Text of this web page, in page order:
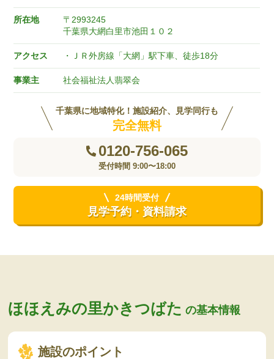
所在地
〒2993245
千葉県大網白里市池田１０２
アクセス ・ＪＲ外房線「大網」駅下車、徒歩18分
事業主 社会福祉法人翡翠会
千葉県に地域特化！施設紹介、見学同行も
完全無料
0120-756-065
受付時間 9:00〜18:00
24時間受付
見学予約・資料請求
ほほえみの里かきつばた の基本情報
施設のポイント